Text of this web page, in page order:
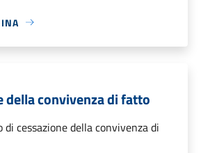
della convivenza di fatto
di cessazione della convivenza di